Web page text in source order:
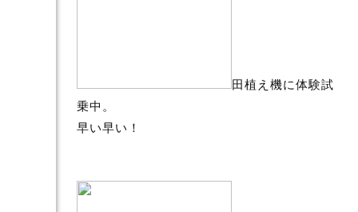
田植え機に体験試
乗中。
早い早い！